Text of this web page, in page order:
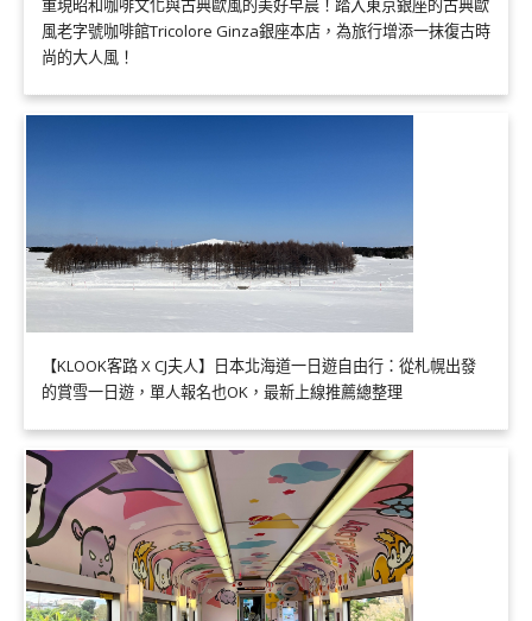
重現昭和咖啡文化與古典歐風的美好早晨！踏入東京銀座的古典歐
風老字號咖啡館Tricolore Ginza銀座本店，為旅行增添一抹復古時
尚的大人風！
【KLOOK客路 X CJ夫人】日本北海道一日遊自由行：從札幌出發
的賞雪一日遊，單人報名也OK，最新上線推薦總整理